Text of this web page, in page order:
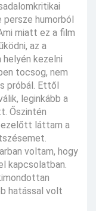
humorból
miatt ez a film
az a
helyén kezelni
tocsog, nem
próbál. Ettől
leginkább a
Őszintén
ezelőtt láttam a
voltam, hogy
kapcsolatban.
hatással volt